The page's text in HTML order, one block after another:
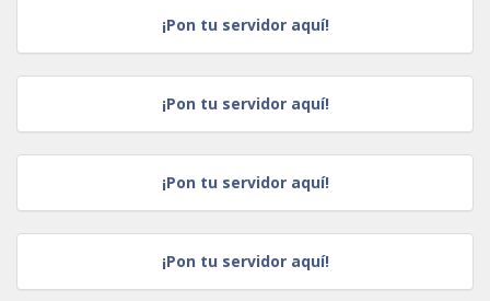
¡Pon tu servidor aquí!
¡Pon tu servidor aquí!
¡Pon tu servidor aquí!
¡Pon tu servidor aquí!